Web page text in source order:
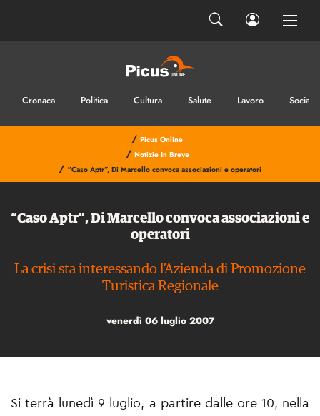
Cronaca Politica Cultura Salute Lavoro Sociale
/ Picus Online
/ Notizie In Breve
/ “Caso Aptr”, Di Marcello convoca associazioni e operatori
“Caso Aptr”, Di Marcello convoca associazioni e
operatori
La crisi sta interessando l’Azienda di Promozione
Turistica Regionale
venerdì 06 luglio 2007
Si terrà lunedì 9 luglio, a partire dalle ore 10, nella